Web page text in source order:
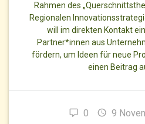
Rahmen des
Regionalen
will im direkten Kontakt
Partner*innen aus
fördern, um Ideen für neue
einen Beitrag
0 9